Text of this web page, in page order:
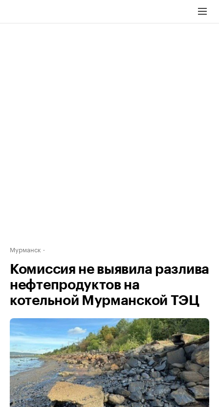
Мурманск
Комиссия не выявила разлива
нефтепродуктов на
котельной Мурманской ТЭЦ